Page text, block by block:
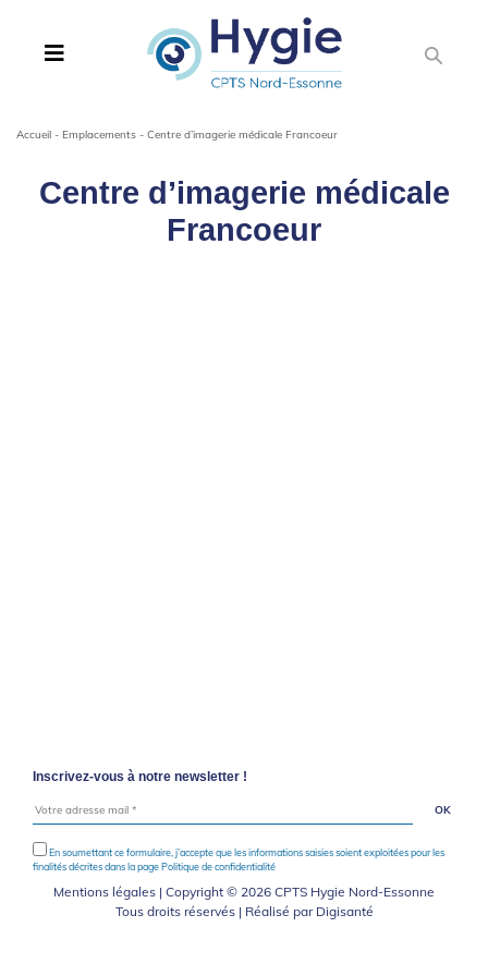
Accueil - Emplacements - Centre d’imagerie médicale Francoeur
Centre d’imagerie médicale
Francoeur
Inscrivez-vous à notre newsletter !
En soumettant ce formulaire, j’accepte que les informations saisies soient exploitées pour les
finalités décrites dans la pagePolitique de confidentialité
Mentions légales | Copyright © 2026 CPTS Hygie Nord-Essonne
Tous droits réservés | Réalisé par Digisanté